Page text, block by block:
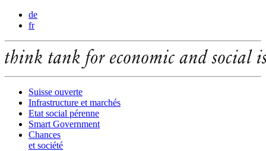
de
fr
Suisse ouverte
Infrastructure et marchés
Etat social pérenne
Smart Government
Chances
et société